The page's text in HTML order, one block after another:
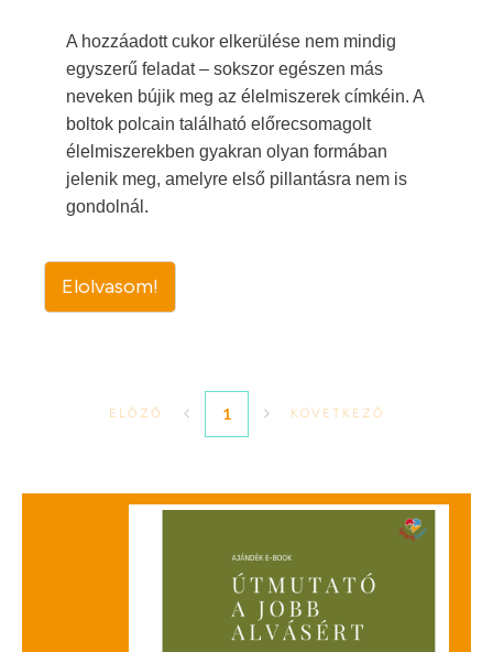
A hozzáadott cukor elkerülése nem mindig
egyszerű feladat – sokszor egészen más
neveken bújik meg az élelmiszerek címkéin. A
boltok polcain található előrecsomagolt
élelmiszerekben gyakran olyan formában
jelenik meg, amelyre első pillantásra nem is
gondolnál.
Elolvasom!
ELŐZŐ 1 KÖVETKEZŐ